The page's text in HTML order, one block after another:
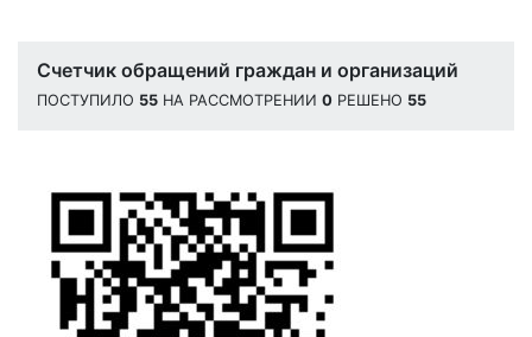
Счетчик обращений граждан и организаций
ПОСТУПИЛО 55 НА РАССМОТРЕНИИ 0 РЕШЕНО 55